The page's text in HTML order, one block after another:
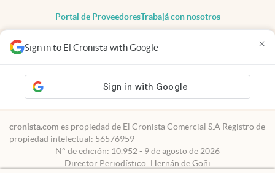
Sign in to El Cronista with Google ×
Portal de ProveedoresTrabajá con nosotros
Todos los derechos reservados
Privacidad
Consentimiento
Tel:+54 11 7078-3270
cronista.com es propiedad de El Cronista Comercial S.A Registro de
propiedad intelectual: 56576959
N° de edición: 10.952 - 9 de agosto de 2026
Director Periodístico: Hernán de Goñi